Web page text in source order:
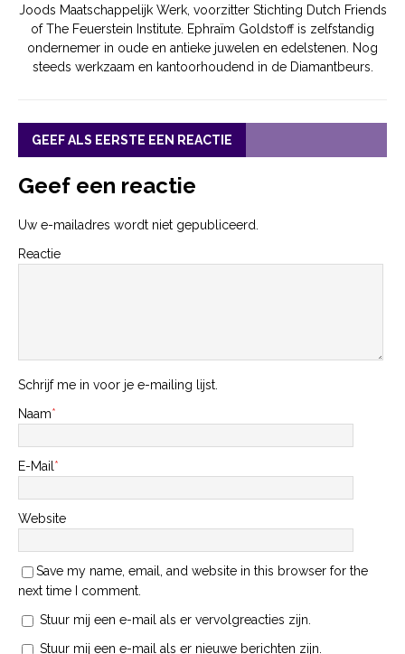
Joods Maatschappelijk Werk, voorzitter Stichting Dutch Friends
of The Feuerstein Institute. Ephraïm Goldstoff is zelfstandig
ondernemer in oude en antieke juwelen en edelstenen. Nog
steeds werkzaam en kantoorhoudend in de Diamantbeurs.
GEEF ALS EERSTE EEN REACTIE
Geef een reactie
Uw e-mailadres wordt niet gepubliceerd.
Reactie
Schrijf me in voor je e-mailing lijst.
Naam*
E-Mail*
Website
Save my name, email, and website in this browser for the
next time I comment.
Stuur mij een e-mail als er vervolgreacties zijn.
Stuur mij een e-mail als er nieuwe berichten zijn.